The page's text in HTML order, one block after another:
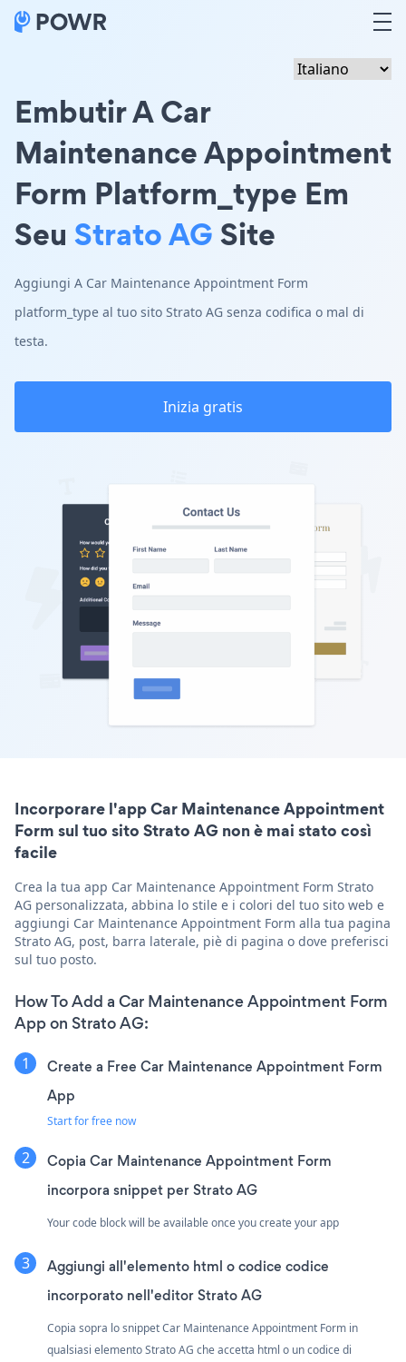
Embutir A Car
Maintenance Appointment
Form Platform_type Em
Seu Strato AGSite
Aggiungi A Car Maintenance Appointment Form
platform_type al tuo sito Strato AG senza codifica o mal di
testa.
Inizia gratis
Incorporare l'app Car Maintenance Appointment
Form sul tuo sito Strato AG non è mai stato così
facile
Crea la tua app Car Maintenance Appointment Form Strato
AG personalizzata, abbina lo stile e i colori del tuo sito web e
aggiungi Car Maintenance Appointment Form alla tua pagina
Strato AG, post, barra laterale, piè di pagina o dove preferisci
sul tuo posto.
How To Add a Car Maintenance Appointment Form
App on Strato AG:
Create a Free Car Maintenance Appointment Form
App
Start for free now
Copia Car Maintenance Appointment Form
incorpora snippet per Strato AG
Your code block will be available once you create your app
Aggiungi all'elemento html o codice codice
incorporato nell'editor Strato AG
Copia sopra lo snippet Car Maintenance Appointment Form in
qualsiasi elemento Strato AG che accetta html o un codice di